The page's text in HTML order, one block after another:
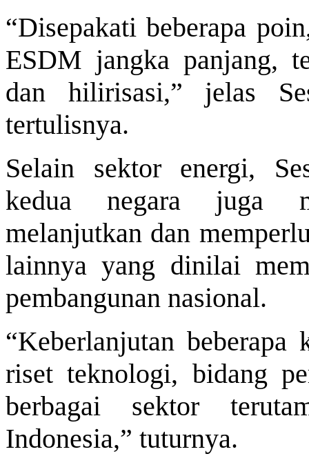
“Disepakati beberapa
ESDM jangka panjang,
dan hilirisasi,” jelas
tertulisnya.
Selain sektor energi,
kedua negara juga
melanjutkan dan
lainnya yang dinilai
pembangunan nasional.
“Keberlanjutan
riset teknologi, bidang
berbagai sektor
Indonesia,” tuturnya.